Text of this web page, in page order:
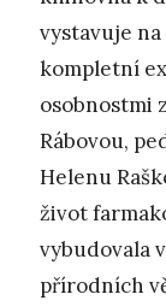
vystavuje na
kompletní
osobnostmi
Rábovou,
Helenu
život
vybudovala
přírodních